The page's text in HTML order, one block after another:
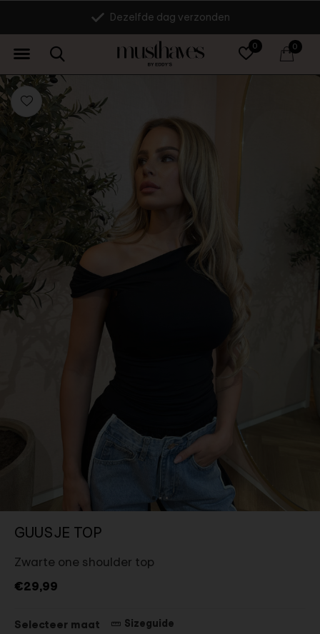
0 0
Dezelfde dag verzonden
GUUSJE TOP
Zwarte one shoulder top
€29,99
Selecteer maat Sizeguide